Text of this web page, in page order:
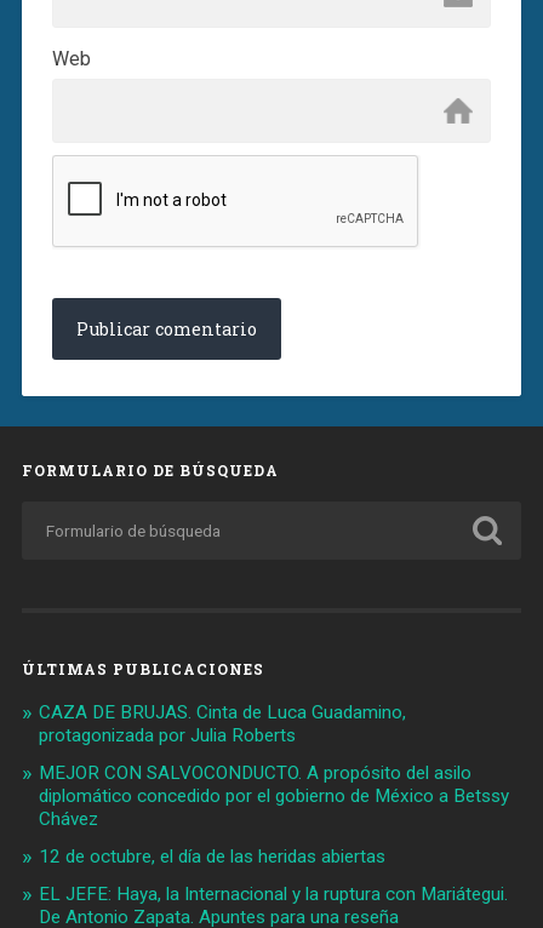
Web
FORMULARIO DE BÚSQUEDA
ÚLTIMAS PUBLICACIONES
CAZA DE BRUJAS. Cinta de Luca Guadamino,
protagonizada por Julia Roberts
MEJOR CON SALVOCONDUCTO. A propósito del asilo
diplomático concedido por el gobierno de México a Betssy
Chávez
12 de octubre, el día de las heridas abiertas
EL JEFE: Haya, la Internacional y la ruptura con Mariátegui.
De Antonio Zapata. Apuntes para una reseña